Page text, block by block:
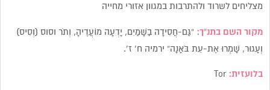
מצליחים לשרוד ולהתרבות במגוון אזורי מחייה
מקור השם בתנ”ך:“גַּם-חֲסִידָה בַשָּׁמַיִם, יָדְעָה מוֹעֲדֶיהָ, וְתֹר וסוס (וְסִיס)
וְעָגוּר, שָׁמְרוּ אֶת-עֵת בֹּאָנָה” ירמיה ח’ ז’.
בלועזית: Tor